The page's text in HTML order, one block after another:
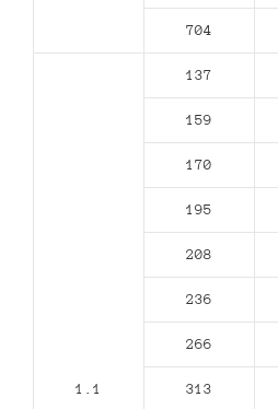
704
1.1
137
159
170
195
208
236
266
313